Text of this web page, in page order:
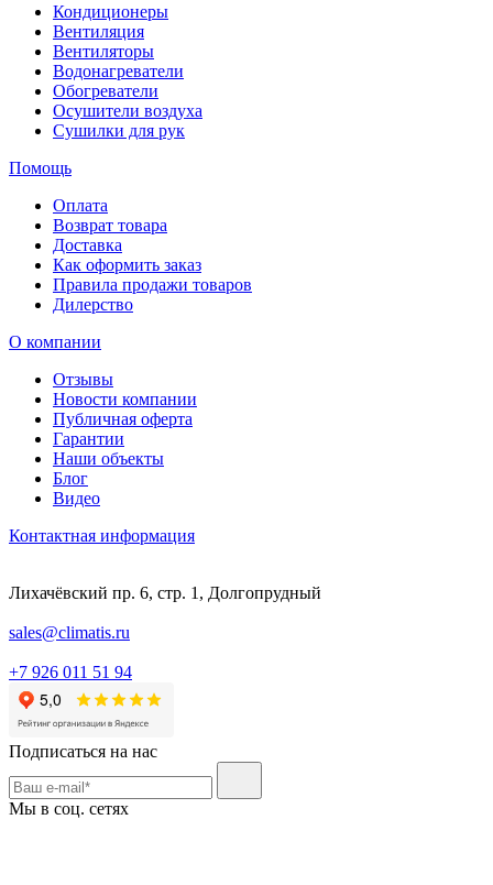
Кондиционеры
Вентиляция
Вентиляторы
Водонагреватели
Обогреватели
Осушители воздуха
Сушилки для рук
Помощь
Оплата
Возврат товара
Доставка
Как оформить заказ
Правила продажи товаров
Дилерство
О компании
Отзывы
Новости компании
Публичная оферта
Гарантии
Наши объекты
Блог
Видео
Контактная информация
Лихачёвский пр. 6, стр. 1, Долгопрудный
sales@climatis.ru
+7 926 011 51 94
Подписаться на нас
Мы в соц. сетях